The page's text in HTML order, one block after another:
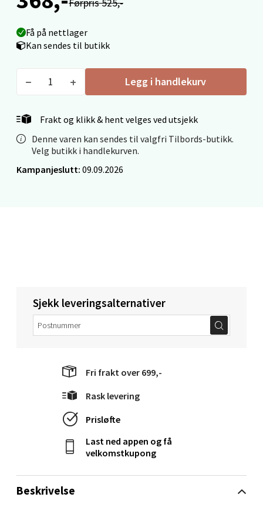
Førpris 525,-
Få på nettlager
Kan sendes til butikk
Legg i handlekurv
Frakt og klikk & hent velges ved utsjekk
Denne varen kan sendes til valgfri Tilbords-butikk.
Velg butikk i handlekurven.
Kampanjeslutt: 09.09.2026
Beskrivelse
Sjekk leveringsalternativer
Fri frakt over 699,-
Rask levering
Prisløfte
Last ned appen og få
velkomstkupong
Mo i Rana - Thon Senter Mo i Rana
Fridtjof Nansensgate 22, 8622 Mo i Rana
Åpent i dag 09-19
Velg
Ålesund - Thon Senter Moa
Molde - Moldetorget
Torget 1, 6413 Molde
0 i butikk
Narvik - Thon Senter Malmporten
Åpent i dag 10-20